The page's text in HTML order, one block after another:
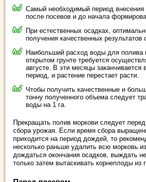
Самый необходимый период внесения
после посевов и до начала
При естественных осадках,
получения качественных
Наибольший расход воды для полива
открытом грунте требуется
августе. В эти месяцы заканчивается
период, и растение перестает расти.
Чтобы получить качественные и
тонну полученного объема следует
воды на 1 га.
Прекращать полив моркови следует
сбора урожая. Если время сбора
приходится на период дождей, то
несколько раньше удалить всю морковь
дождаться окончания осадков, выждать
только затем вытаскивать корнеплоды из